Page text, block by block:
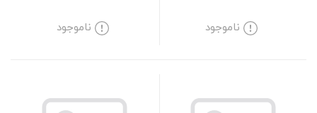
ناموجود ناموجود